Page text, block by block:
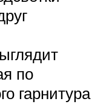
по
гарнитура